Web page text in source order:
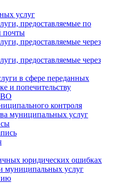
услуг
предоставляемые по
почты
предоставляемые через
предоставляемые через
в сфере переданных
и попечительству
контроля
муниципальных услуг
юридических ошибках
муниципальных услуг